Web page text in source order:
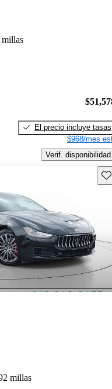
millas
El precio incluye tasas
$968/mes
Verif. disponibilidad
millas